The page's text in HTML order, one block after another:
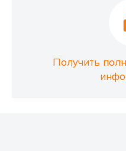
Получить